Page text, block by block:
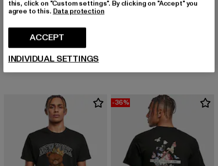
MISTER TEE
Depresso
EUR 16,99
Derzeitiger Preis: EUR 16,99
EUR 19,99Aktionspreis: EUR 19,99
-36%
this, click on "Custom settings". By clicking on "Accept" you
agree to this. Data protection
ACCEPT
INDIVIDUAL SETTINGS